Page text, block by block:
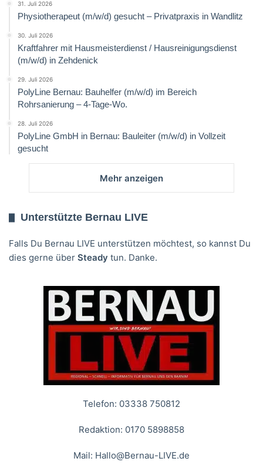
31. Juli 2026
Physiotherapeut (m/w/d) gesucht – Privatpraxis in Wandlitz
30. Juli 2026
Kraftfahrer mit Hausmeisterdienst / Hausreinigungsdienst
(m/w/d) in Zehdenick
29. Juli 2026
PolyLine Bernau: Bauhelfer (m/w/d) im Bereich
Rohrsanierung – 4-Tage-Wo.
28. Juli 2026
PolyLine GmbH in Bernau: Bauleiter (m/w/d) in Vollzeit
gesucht
Mehr anzeigen
Unterstützte Bernau LIVE
Falls Du Bernau LIVE unterstützen möchtest, so kannst Du
dies gerne über Steady tun. Danke.
Telefon: 03338 750812
Redaktion: 0170 5898858
Mail: Hallo@Bernau-LIVE.de